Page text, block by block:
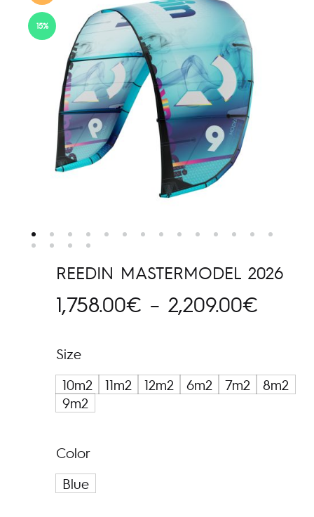
15%
REEDIN MASTERMODEL 2026
1,758.00€ – 2,209.00€
Size
10m2
11m2 12m2 6m2 7m2
8m2
9m2
Color
Blue